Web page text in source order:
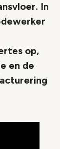
In
op,
en de